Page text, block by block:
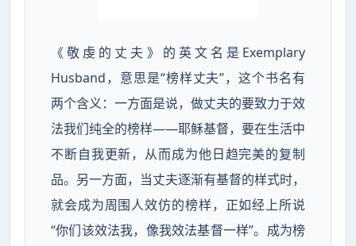
《敬虔的丈夫》的英文名是Exemplary
Husband，意思是“榜样丈夫”，这个书名有
两个含义：一方面是说，做丈夫的要致力于效
法我们纯全的榜样——耶稣基督，要在生活中
不断自我更新，从而成为他日趋完美的复制
品。另一方面，当丈夫逐渐有基督的样式时，
就会成为周围人效仿的榜样，正如经上所说
“你们该效法我，像我效法基督一样”。成为榜